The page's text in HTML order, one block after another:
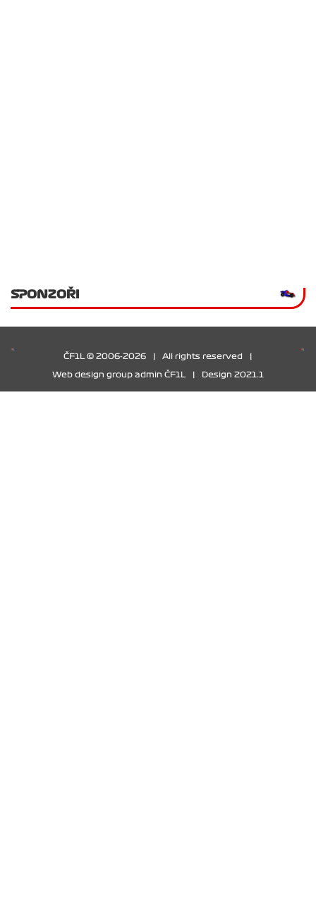
SPONZOŘI
ČF1L © 2006-2026 All rights reserved
Web design group admin ČF1L Design 2021.1